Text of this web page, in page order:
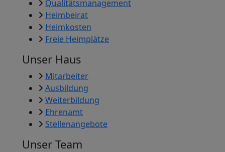
Qualitätsmanagement
Heimbeirat
Heimkosten
Freie Heimplätze
Unser Haus
Mitarbeiter
Ausbildung
Weiterbildung
Ehrenamt
Stellenangebote
Unser Team